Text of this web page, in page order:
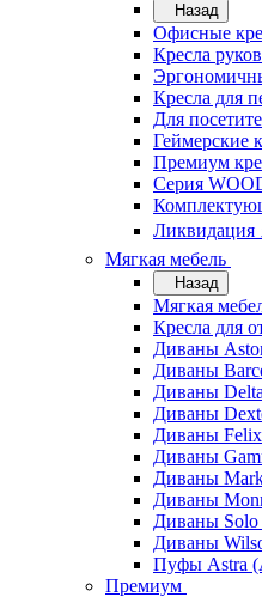
Назад
Офисные
Кресла
Кресла для
Для
Геймерские
Премиум
Серия
Ликвидация
Мягкая мебель
Назад
Мягкая
Кресла для
Диваны
Диваны
Диваны
Диваны
Диваны
Диваны
Диваны
Диваны
Диваны
Диваны
Пуфы Astra
Премиум